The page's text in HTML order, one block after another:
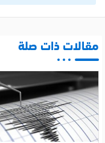
مقالات ذات صلة